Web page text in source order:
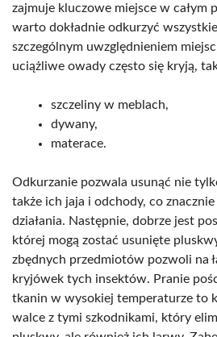
zajmuje kluczowe miejsce w całym
warto dokładnie odkurzyć
szczególnym uwzględnieniem
uciążliwe owady często się kryją,
szczeliny w meblach,
dywany,
materace.
Odkurzanie pozwala usunąć nie
także ich jaja i odchody, co znacznie
działania. Następnie, dobrze jest
której mogą zostać usunięte
zbędnych przedmiotów pozwoli na
kryjówek tych insektów. Pranie
tkanin w wysokiej temperaturze to
walce z tymi szkodnikami, który